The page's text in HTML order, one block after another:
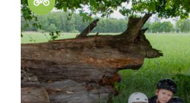
zahlreich.
In den Gebüschen und
gibt es viele Remisen; auch
Tafelenten wurden hier